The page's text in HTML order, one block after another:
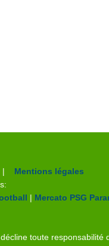
Mentions légales
| Mercato PSG
toute responsabilité